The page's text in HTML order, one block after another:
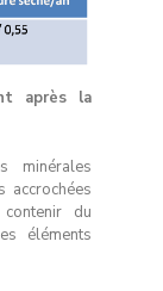
après la
minérales
accrochées
du
éléments